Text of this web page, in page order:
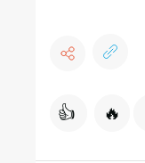
👍 🔥